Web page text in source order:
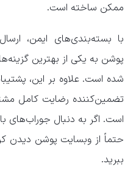
ممکن ساخته است.
با بسته‌بندی‌های ایمن،
پوشن به یکی از بهترین
شده است. علاوه بر این،
تضمین‌کننده رضایت کامل
است. اگر به دنبال جوراب‌های
حتماً از وبسایت پوشن دیدن
ببرید.